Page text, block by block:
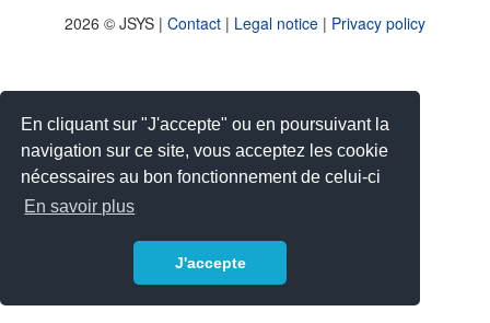
En cliquant sur "J'accepte" ou en poursuivant la
navigation sur ce site, vous acceptez les cookie
nécessaires au bon fonctionnement de celui-ci
En savoir plus
J'accepte
2026 © JSYS | Contact | Legal notice | Privacy policy